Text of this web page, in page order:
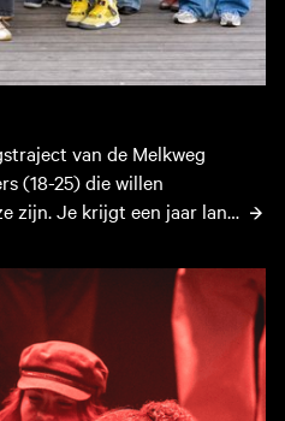
van de Melkweg
(18-25) die willen
zijn. Je krijgt een jaar lang
en toegang tot de
je je eigen stem als